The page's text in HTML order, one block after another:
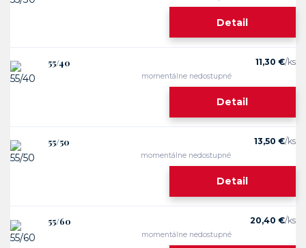
Detail
55/40 11,30 €/ks
momentálne nedostupné
Detail
55/50 13,50 €/ks
momentálne nedostupné
Detail
55/60 20,40 €/ks
momentálne nedostupné